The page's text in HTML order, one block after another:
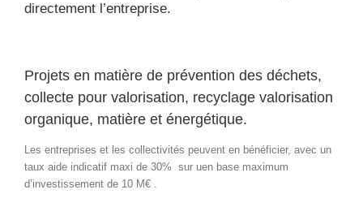
directement l’entreprise.
Projets en matière de prévention des déchets,
collecte pour valorisation, recyclage valorisation
organique, matière et énergétique.
Les entreprises et les collectivités peuvent en bénéficier, avec un
taux aide indicatif maxi de 30% sur uen base maximum
d’investissement de 10 M€ .